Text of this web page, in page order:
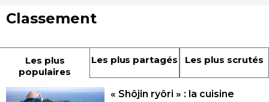
Classement
Les plus
populaires
Les plus partagés Les plus scrutés
« Shôjin ryôri » : la cuisine